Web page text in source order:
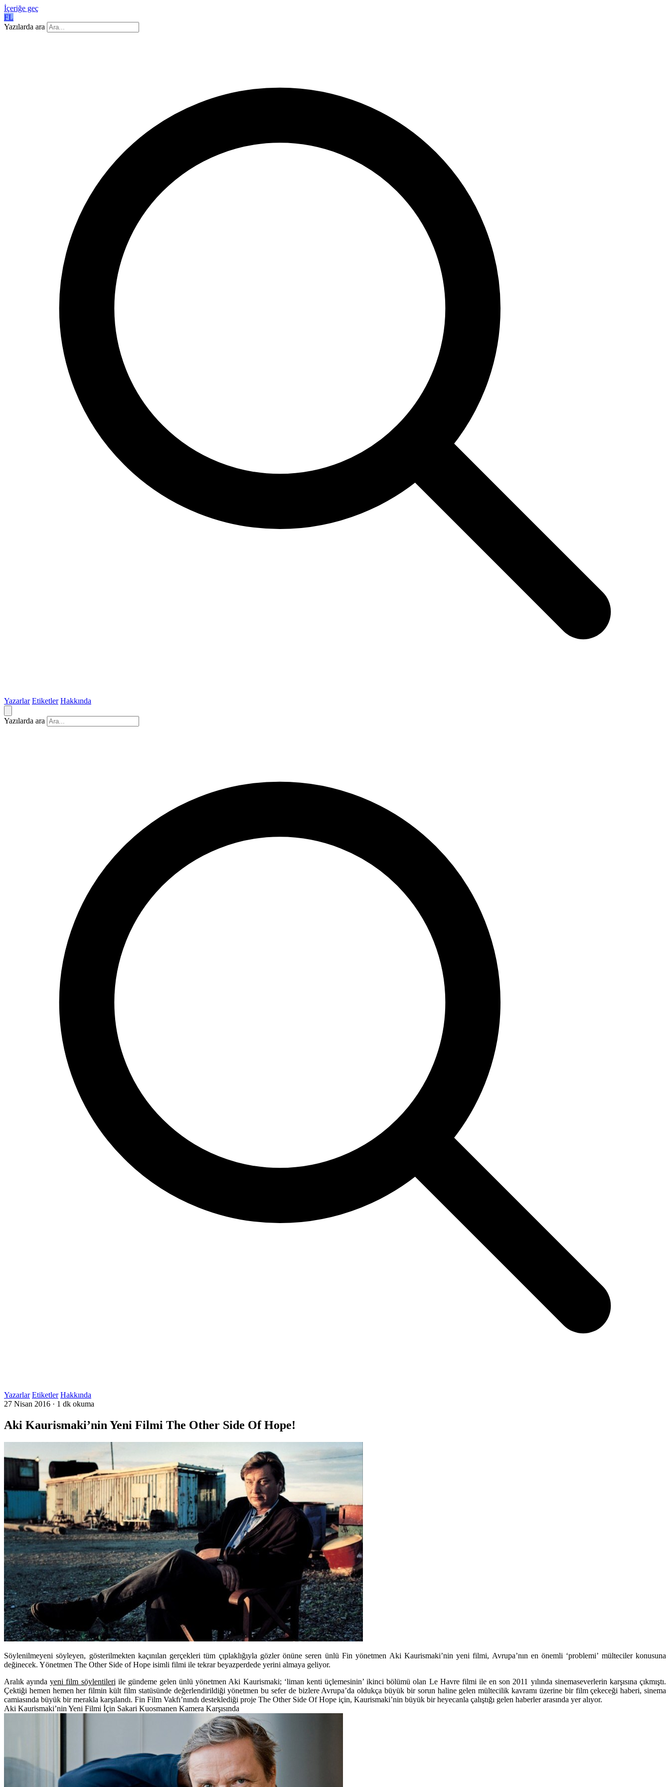
İçeriğe geç
FL
Yazılarda ara
Yazarlar Etiketler Hakkında
Yazılarda ara
Yazarlar Etiketler Hakkında
27 Nisan 2016 · 1 dk okuma
Aki Kaurismaki’nin Yeni Filmi The Other Side Of Hope!
Söylenilmeyeni söyleyen, gösterilmekten kaçınılan gerçekleri tüm çıplaklığıyla gözler önüne seren ünlü Fin yönetmen Aki Kaurismaki’nin yeni filmi, Avrupa’nın en önemli ‘problemi’ mülteciler konusuna
değinecek. Yönetmen The Other Side of Hope isimli filmi ile tekrar beyazperdede yerini almaya geliyor.
Aralık ayındayeni film söylentileri ile gündeme gelen ünlü yönetmen Aki Kaurismaki; ‘liman kenti üçlemesinin’ ikinci bölümü olan Le Havre filmi ile en son 2011 yılında sinemaseverlerin karşısına çıkmıştı.
Çektiği hemen hemen her filmin kült film statüsünde değerlendirildiği yönetmen bu sefer de bizlere Avrupa’da oldukça büyük bir sorun haline gelen mültecilik kavramı üzerine bir film çekeceği haberi, sinema
camiasında büyük bir merakla karşılandı. Fin Film Vakfı’nındı desteklediği proje The Other Side Of Hope için, Kaurismaki’nin büyük bir heyecanla çalıştığı gelen haberler arasında yer alıyor.
Aki Kaurismaki’nin Yeni Filmi İçin Sakari Kuosmanen Kamera Karşısında